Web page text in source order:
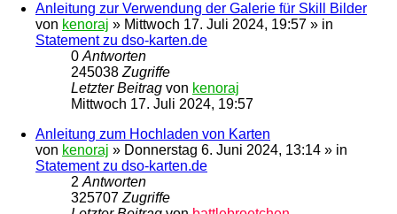
Anleitung zur Verwendung der Galerie für Skill Bilder
von kenoraj » Mittwoch 17. Juli 2024, 19:57 » in
Statement zu dso-karten.de
0Antworten
245038Zugriffe
Letzter Beitrag von kenoraj
Mittwoch 17. Juli 2024, 19:57
Anleitung zum Hochladen von Karten
von kenoraj » Donnerstag 6. Juni 2024, 13:14 » in
Statement zu dso-karten.de
2Antworten
325707Zugriffe